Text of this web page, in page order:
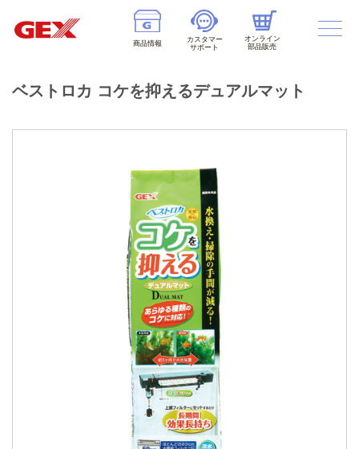
商品情報
カスタマー
サポート
オンライン
部品販売
ベストロカ コケを抑えるデュアルマット